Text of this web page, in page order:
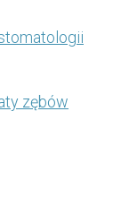
zębów